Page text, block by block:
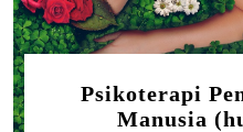
Psikoterapi
Manusia